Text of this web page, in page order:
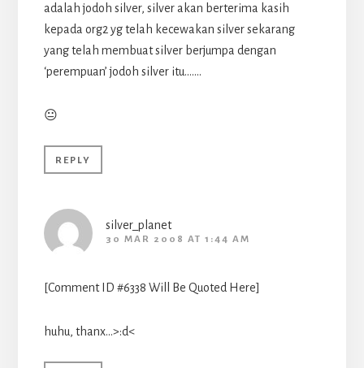
adalah jodoh silver, silver akan berterima kasih
kepada org2 yg telah kecewakan silver sekarang
yang telah membuat silver berjumpa dengan
‘perempuan’ jodoh silver itu…….
😐
REPLY
silver_planet
30 MAR 2008 AT 1:44 AM
[Comment ID #6338 Will Be Quoted Here]
huhu, thanx…>:d<